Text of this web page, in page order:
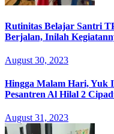
Rutinitas Belajar Santri
Berjalan, Inilah
August 30, 2023
Hingga Malam Hari, Yuk
Pesantren Al Hilal 2
August 31, 2023